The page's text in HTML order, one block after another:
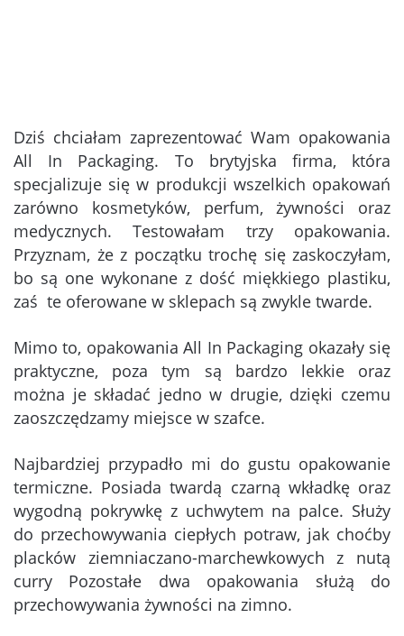
Dziś chciałam zaprezentować Wam opakowania
All In Packaging. To brytyjska firma, która
specjalizuje się w produkcji wszelkich opakowań
zarówno kosmetyków, perfum, żywności oraz
medycznych. Testowałam trzy opakowania.
Przyznam, że z początku trochę się zaskoczyłam,
bo są one wykonane z dość miękkiego plastiku,
zaś te oferowane w sklepach są zwykle twarde.
Mimo to, opakowania All In Packaging okazały się
praktyczne, poza tym są bardzo lekkie oraz
można je składać jedno w drugie, dzięki czemu
zaoszczędzamy miejsce w szafce.
Najbardziej przypadło mi do gustu opakowanie
termiczne. Posiada twardą czarną wkładkę oraz
wygodną pokrywkę z uchwytem na palce. Służy
do przechowywania ciepłych potraw, jak choćby
placków ziemniaczano-marchewkowych z nutą
curry Pozostałe dwa opakowania służą do
przechowywania żywności na zimno.